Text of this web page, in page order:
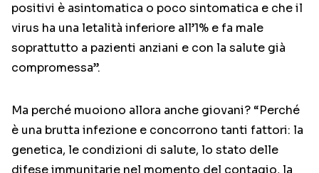
positivi è asintomatica o poco sintomatica e che il
virus ha una letalità inferiore all’1% e fa male
soprattutto a pazienti anziani e con la salute già
compromessa”.
Ma perché muoiono allora anche giovani? “Perché
è una brutta infezione e concorrono tanti fattori: la
genetica, le condizioni di salute, lo stato delle
difese immunitarie nel momento del contagio, la